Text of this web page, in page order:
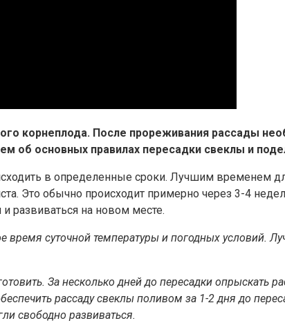
корнеплода. После прореживания рассады
об основных правилах пересадки свеклы и
в определенные сроки. Лучшим временем
Это обычно происходит примерно через 3-4
развиваться на новом месте.
время суточной температуры и погодных условий.
За несколько дней до пересадки опрыскать
рассаду свеклы поливом за 1-2 дня до
свободно развиваться.